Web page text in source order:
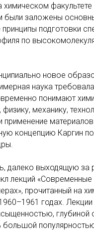
химическом
были заложены
подготовки
по
новое
наука
понимают
механику,
применение
концепцию Каргин
далеко выходящую за
лекций
прочитанный на
годах.
глубиной
большой